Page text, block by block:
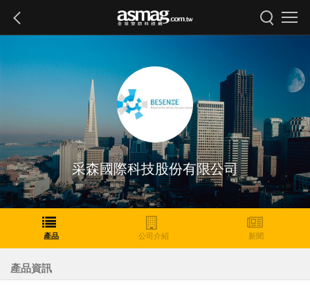
采森國際科技股份有限公司
產品 公司介紹 新聞
產品資訊